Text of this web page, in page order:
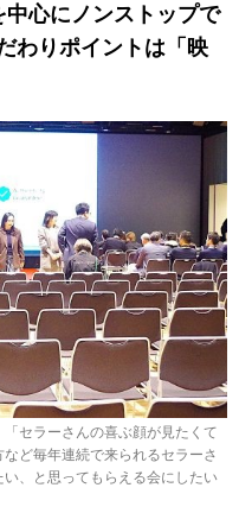
心にノンストップで
わりポイントは「映
セラーさんの喜ぶ顔が見たくて
ど毎年連続で来られるセラーさ
、と思ってもらえる会にしたい